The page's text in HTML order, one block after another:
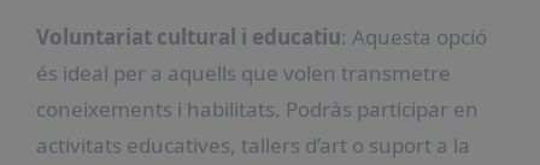
Voluntariat cultural i educatiu: Aquesta opció
és ideal per a aquells que volen transmetre
coneixements i habilitats. Podràs participar en
activitats educatives, tallers d’art o suport a la